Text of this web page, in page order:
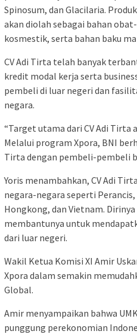
Spinosum, dan Glacilaria.
akan diolah sebagai bahan
kosmestik, serta bahan baku
CV Adi Tirta telah banyak
kredit modal kerja serta
pembeli di luar negeri dan
negara.
“Target utama dari CV Adi Tirta
Melalui program Xpora, BNI
Tirta dengan pembeli-pembeli
Yoris menambahkan, CV Adi
negara-negara seperti
Hongkong, dan Vietnam.
membantunya untuk
dari luar negeri.
Wakil Ketua Komisi XI Amir
Xpora dalam semakin
Global.
Amir menyampaikan bahwa
punggung perekonomian